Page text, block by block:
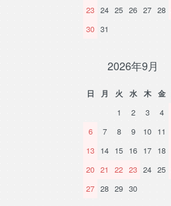
23 24 25 26 27 28
30 31
2026年9月
日 月 火 水 木 金
1
2 3 4
6
7 8 9 10 11
13 14 15 16 17 18
20 21 22 23 24 25
27 28 29 30